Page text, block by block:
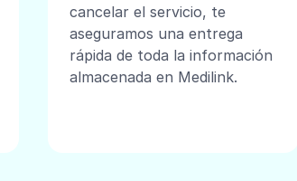
cancelar el servicio, te
aseguramos una entrega
rápida de toda la información
almacenada en Medilink.